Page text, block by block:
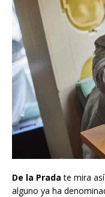
De la Prada te mira
alguno ya ha